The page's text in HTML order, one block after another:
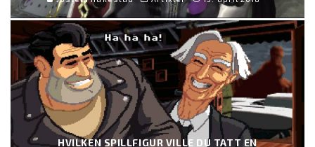
HVILKEN SPILLFIGUR VILLE DU TATT EN